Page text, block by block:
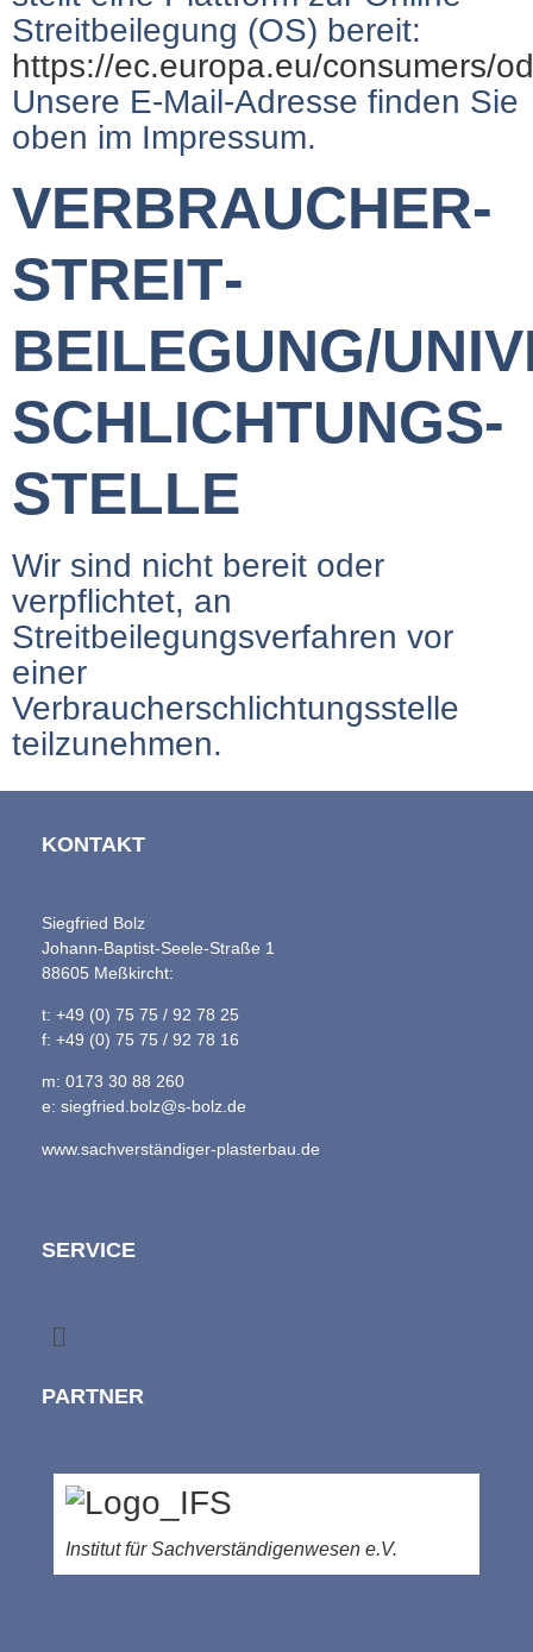
Streitbeilegung (OS) bereit:
https://ec.europa.eu/consumers/
Unsere E-Mail-Adresse finden Sie
oben im Impressum.
VERBRAUCHER­
STREIT­
BEILEGUNG/
SCHLICHTUNGS­
STELLE
Wir sind nicht bereit oder
verpflichtet, an
Streitbeilegungsverfahren vor
einer
Verbraucherschlichtungsstelle
teilzunehmen.
KONTAKT
Siegfried Bolz
Johann-Baptist-Seele-Straße 1
88605 Meßkircht:
t: +49 (0) 75 75 / 92 78 25
f: +49 (0) 75 75 / 92 78 16
m: 0173 30 88 260
e: siegfried.bolz@s-bolz.de
www.sachverständiger-plasterbau.de
SERVICE
PARTNER
Institut für Sachverständigenwesen e.V.